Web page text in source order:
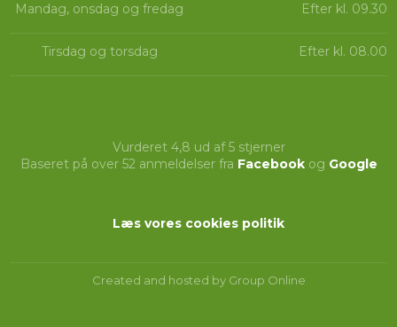
Mandag, onsdag og fredag Efter kl. 09.30
Tirsdag og torsdag Efter kl. 08.00
Vurderet 4,8 ud af 5 stjerner
Baseret på over 52 anmeldelser fra Facebookog Google
Læs vores cookies politik​
Created and hosted by Group Online